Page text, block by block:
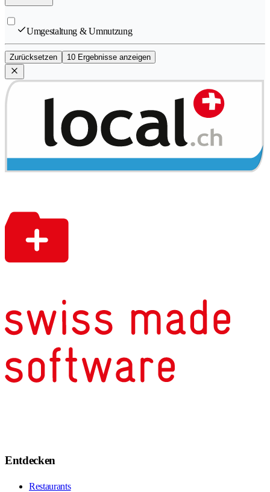
Umgestaltung & Umnutzung
Zurücksetzen 10 Ergebnisse anzeigen
Entdecken
Restaurants